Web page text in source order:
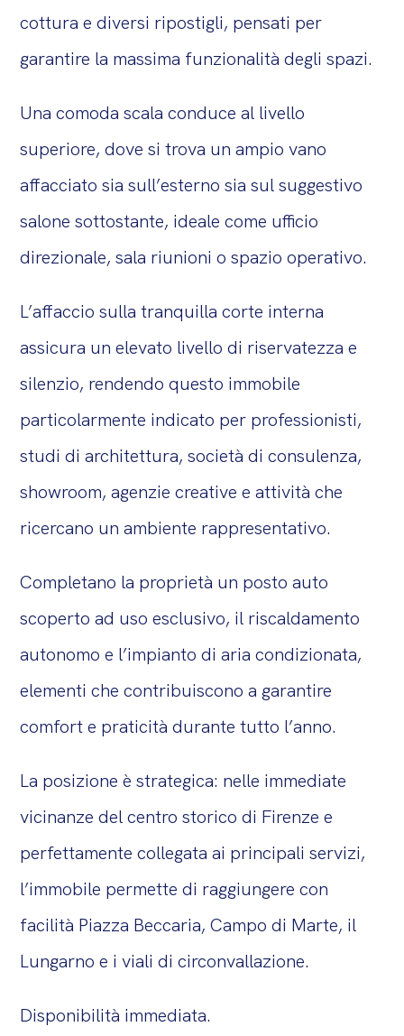
cottura e diversi ripostigli, pensati per
garantire la massima funzionalità degli spazi.
Una comoda scala conduce al livello
superiore, dove si trova un ampio vano
affacciato sia sull’esterno sia sul suggestivo
salone sottostante, ideale come ufficio
direzionale, sala riunioni o spazio operativo.
L’affaccio sulla tranquilla corte interna
assicura un elevato livello di riservatezza e
silenzio, rendendo questo immobile
particolarmente indicato per professionisti,
studi di architettura, società di consulenza,
showroom, agenzie creative e attività che
ricercano un ambiente rappresentativo.
Completano la proprietà un posto auto
scoperto ad uso esclusivo, il riscaldamento
autonomo e l’impianto di aria condizionata,
elementi che contribuiscono a garantire
comfort e praticità durante tutto l’anno.
La posizione è strategica: nelle immediate
vicinanze del centro storico di Firenze e
perfettamente collegata ai principali servizi,
l’immobile permette di raggiungere con
facilità Piazza Beccaria, Campo di Marte, il
Lungarno e i viali di circonvallazione.
Disponibilità immediata.